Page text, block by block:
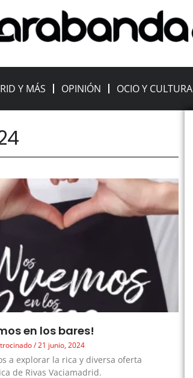
Y MÁS OPINIÓN OCIO Y CULTURA
en los bares!
21 junio, 2024
a explorar la rica y diversa oferta
de Rivas Vaciamadrid.